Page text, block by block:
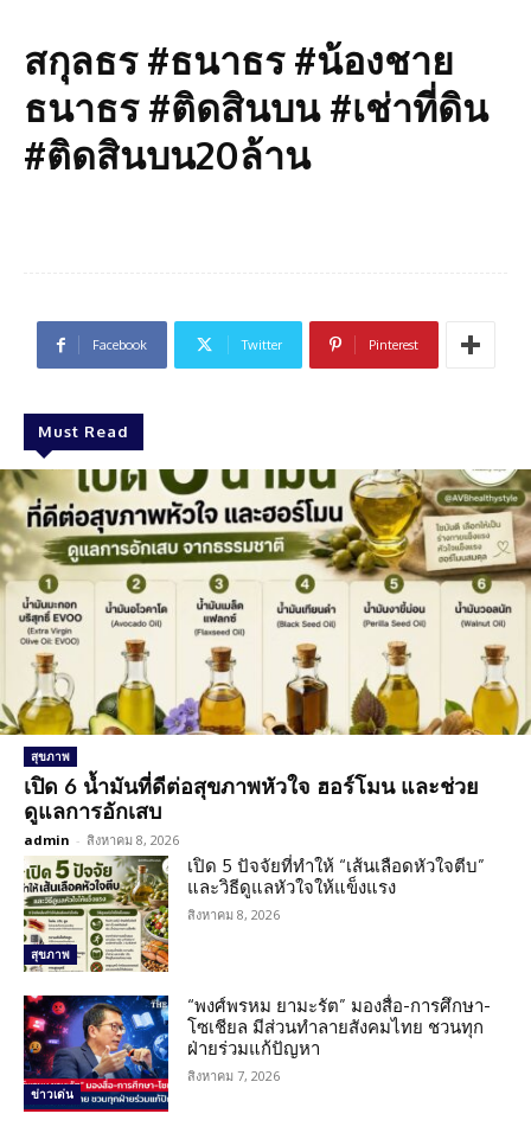
สกุลธร #ธนาธร #น้องชาย
ธนาธร #ติดสินบน #เช่าที่ดิน
#ติดสินบน20ล้าน
Facebook Twitter Pinterest
Must Read
สุขภาพ
เปิด 6 น้ำมันที่ดีต่อสุขภาพหัวใจ ฮอร์โมน และช่วย
ดูแลการอักเสบ
admin - สิงหาคม 8, 2026
สุขภาพ
เปิด 5 ปัจจัยที่ทำให้ “เส้นเลือดหัวใจตีบ”
และวิธีดูแลหัวใจให้แข็งแรง
สิงหาคม 8, 2026
ข่าวเด่น
“พงศ์พรหม ยามะรัต” มองสื่อ-การศึกษา-
โซเชียล มีส่วนทำลายสังคมไทย ชวนทุก
ฝ่ายร่วมแก้ปัญหา
สิงหาคม 7, 2026